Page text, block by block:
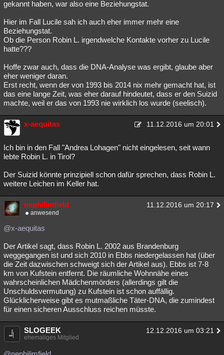
gekannt haben, war also eine Beziehungstat.
Hier im Fall Lucile sah ich auch eher immer mehr eine
Beziehungstat.
Ob die Person Robin L. irgendwelche Kontakte vorher zu Lucile
hatte???
Hoffe zwar auch, dass die DNA-Analyse was ergibt, glaube aber
eher weniger daran.
Erst recht, wenn der von 1993 bis 2014 nix mehr gemacht hat, ist
das eine lange Zeit, was eher darauf hindeutet, dass er den Suizid
machte, weil er das von 1993 nie wirklich los wurde (seelisch).
x-aequitas 11.12.2016 um 20:01
Ich bin in den Fall "Andrea Lohagen" nicht eingelesen, seit wann
lebte Robin L. in Tirol?
Der Suizid könnte prinzipiell schon dafür sprechen, dass Robin L.
weitere Leichen im Keller hat.
nephilimfield 11.12.2016 um 20:17
anwesend
@x-aequitas
Der Artikel sagt, dass Robin L. 2002 aus Brandenburg
weggegangen ist und sich 2010 in Ebbs niedergelassen hat (über
die Zeit dazwischen schweigt sich der Artikel aus). Ebbs ist 7-8
km von Kufstein entfernt. Die räumliche Wohnnähe eines
wahrscheinlichen Mädchenmörders (allerdings gilt die
Unschuldsvermutung) zu Kufstein ist schon auffällig.
Glücklicherweise gibt es mutmaßliche Täter-DNA, die zumindest
für einen sicheren Ausschluss reichen müsste.
SLOGEEK 12.12.2016 um 03:21
ehemaliges Mitglied